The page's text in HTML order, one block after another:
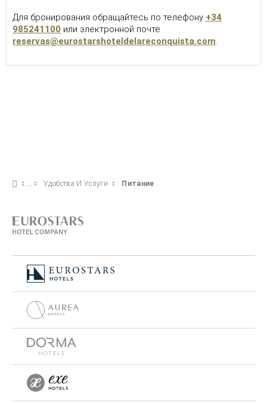
Для бронирования обращайтесь по телефону +34
985241100 или электронной почте
reservas@eurostarshoteldelareconquista.com.
Удобства И Услуги Питание